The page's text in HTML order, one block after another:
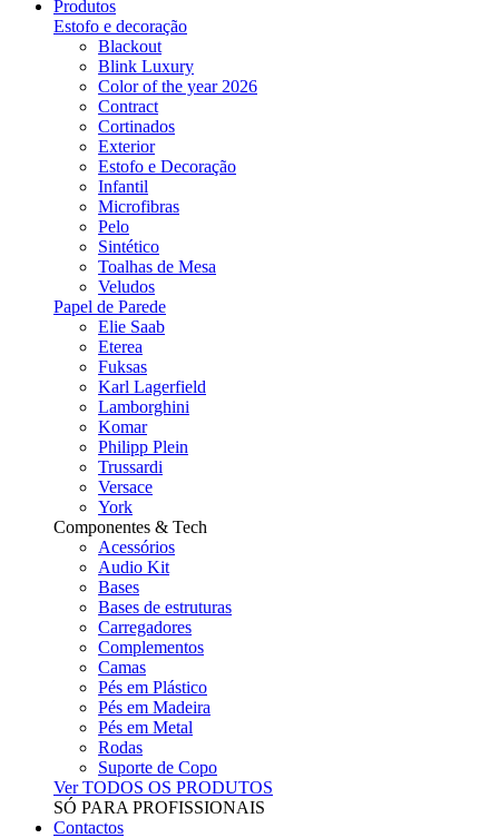
Produtos
Estofo e decoração
Blackout
Blink Luxury
Color of the year 2026
Contract
Cortinados
Exterior
Estofo e Decoração
Infantil
Microfibras
Pelo
Sintético
Toalhas de Mesa
Veludos
Papel de Parede
Elie Saab
Eterea
Fuksas
Karl Lagerfield
Lamborghini
Komar
Philipp Plein
Trussardi
Versace
York
Componentes & Tech
Acessórios
Audio Kit
Bases
Bases de estruturas
Carregadores
Complementos
Camas
Pés em Plástico
Pés em Madeira
Pés em Metal
Rodas
Suporte de Copo
Ver TODOS OS PRODUTOS
SÓ PARA PROFISSIONAIS
Contactos